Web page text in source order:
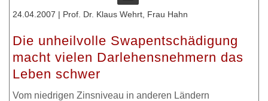
24.04.2007 | Prof. Dr. Klaus Wehrt, Frau Hahn
Die unheilvolle Swapentschädigung
macht vielen Darlehensnehmern das
Leben schwer
Vom niedrigen Zinsniveau in anderen Ländern